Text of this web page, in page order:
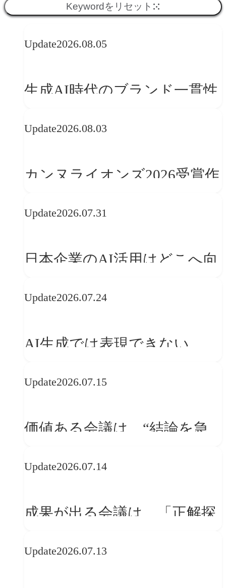
Keywordをリセット
Update2026.08.05
生成AI時代のブランド一貫性
学ぶ「動的ブランディング」
Update2026.08.03
カンヌライオンズ2026受賞作
──「優れたブランド体験」
か
Update2026.07.31
日本企業のAI活用はどこへ向
レンドに見る「人間中心」へ
Update2026.07.24
AI生成では表現できない
望
Update2026.07.15
価値ある会議は、“結論を急
場”である
Update2026.07.14
成果が出る会議は、「正解探
Update2026.07.13